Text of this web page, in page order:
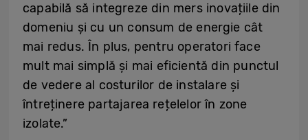
capabilă să integreze din mers inovațiile din
domeniu și cu un consum de energie cât
mai redus. În plus, pentru operatori face
mult mai simplă și mai eficientă din punctul
de vedere al costurilor de instalare și
întreținere partajarea rețelelor în zone
izolate.”